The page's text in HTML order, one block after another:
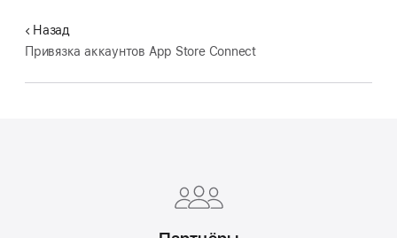
Назад
Привязка аккаунтов App Store Connect